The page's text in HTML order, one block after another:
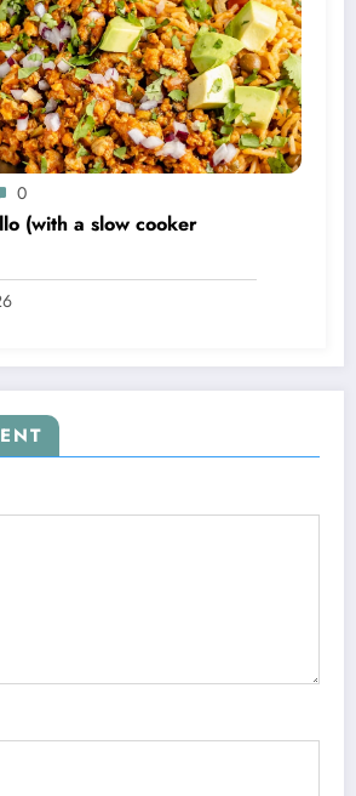
0
(with a slow cooker